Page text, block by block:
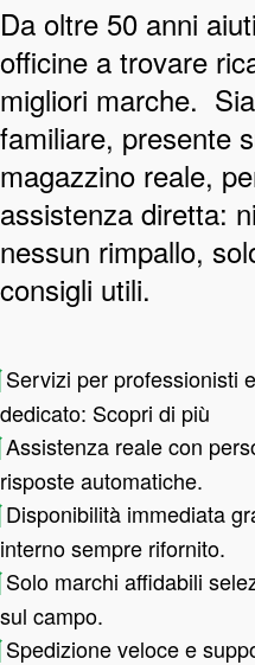
Da oltre 50 anni
officine a trovare
migliori marche.
familiare, presente
magazzino reale,
assistenza diretta:
nessun rimpallo,
consigli utili.
Servizi per professionisti
dedicato: Scopri di più
Assistenza reale con
risposte automatiche.
Disponibilità immediata
interno sempre rifornito.
Solo marchi affidabili
sul campo.
Spedizione veloce e